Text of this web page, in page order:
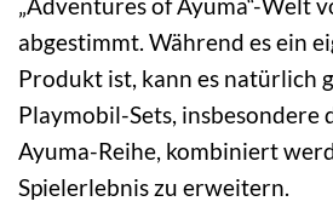
abgestimmt. Während es ein
Produkt ist, kann es natürlich
Playmobil-Sets, insbesondere
Ayuma-Reihe, kombiniert
Spielerlebnis zu erweitern.